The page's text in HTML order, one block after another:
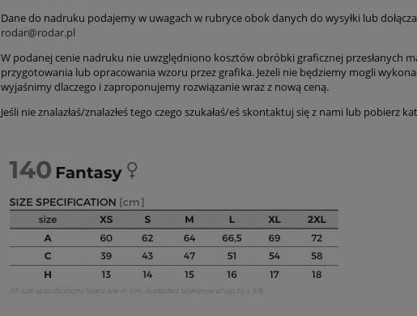
Dane do nadruku podajemy w uwagach w rubryce obok danych do wysyłki lub
rodar@rodar.pl
W podanej cenie nadruku nie uwzględniono kosztów obróbki graficznej przesłanych
przygotowania lub opracowania wzoru przez grafika. Jeżeli nie będziemy mogli
wyjaśnimy dlaczego i zaproponujemy rozwiązanie wraz z nową ceną.
Jeśli nie znalazłaś/znalazłeś tego czego szukałaś/eś skontaktuj się z nami lub pobierz